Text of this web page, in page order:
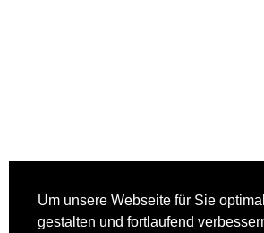
Um unsere Webseite für Sie
gestalten und fortlaufend